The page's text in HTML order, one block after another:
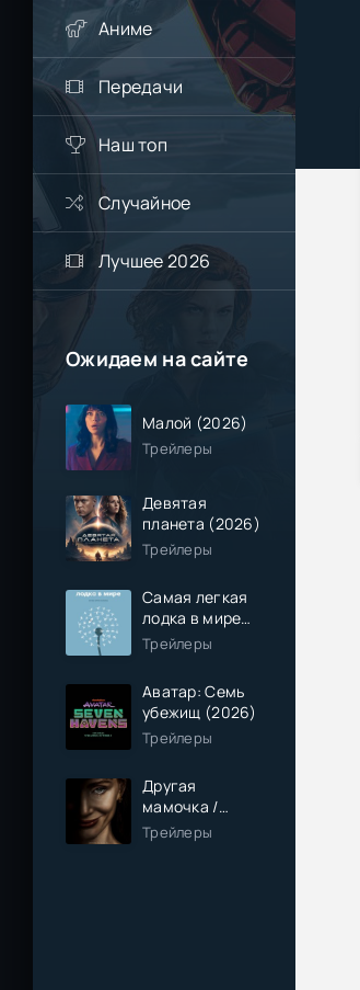
Аниме
Передачи
Наш топ
Случайное
Лучшее 2026
Ожидаем на сайте
Малой (2026)
Трейлеры
Девятая
планета (2026)
Трейлеры
Самая легкая
лодка в мире
(2026)
Трейлеры
Аватар: Семь
убежищ (2026)
Трейлеры
Другая
мамочка /
Чужая мама
(2026)
Трейлеры